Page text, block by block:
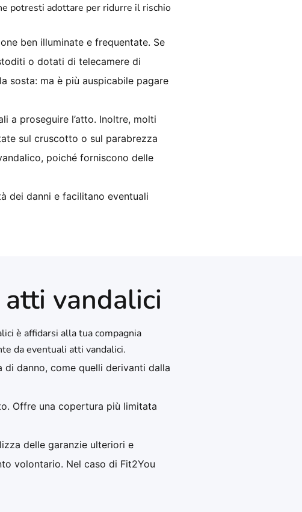
potresti adottare per ridurre il rischio
ben illuminate e frequentate. Se
o dotati di telecamere di
sosta: ma è più auspicabile pagare
a proseguire l’atto. Inoltre, molti
sul cruscotto o sul parabrezza
poiché forniscono delle
dei danni e facilitano eventuali
vandalici
è affidarsi alla tua compagnia
da eventuali atti vandalici.
danno, come quelli derivanti dalla
Offre una copertura più limitata
delle garanzie ulteriori e
volontario. Nel caso di Fit2You